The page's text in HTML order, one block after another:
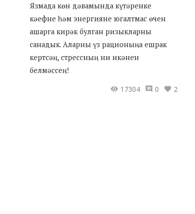
Язмада көн дәвамында күтәренке
кәефне һәм энергияне югалтмас өчен
ашарга кирәк булган ризыкларны
санадык. Аларны үз рационыңа ешрак
кертсәң, стрессның ни икәнен
белмәссең!
17304
0 2